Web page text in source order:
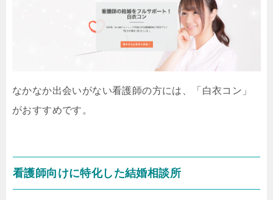
なかなか出会いがない看護師の方には、「白衣コン」
がおすすめです。
看護師向けに特化した結婚相談所